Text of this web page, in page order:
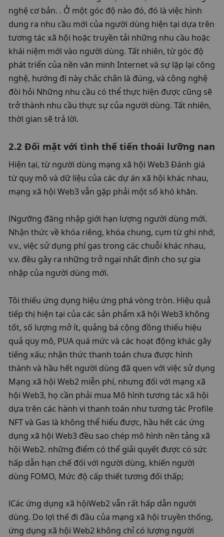
nghệ cơ bản. . Ở một góc độ nào đó, đó là việc hình
dung ra nhu cầu mới của người dùng hiện tại dựa trên
tương tác xã hội hoặc truyền tải những nhu cầu hoặc
khái niệm mới vào người dùng. Tất nhiên, từ góc độ
phát triển của nền văn minh Internet và sự lặp lại công
nghệ, hướng đi này chắc chắn là đúng, và công nghệ
đòi hỏi Những nhu cầu có thể thực hiện được cũng sẽ
trở thành nhu cầu thực sự của người dùng. Tất nhiên,
thời gian sẽ trả lời.
2.2 Đối mặt với tình thế tiến thoái lưỡng nan
Hiện tại, từ người dùng mạng xã hội Web3 Đánh giá
từ quy mô và dữ liệu của các dự án xã hội khác nhau,
mạng xã hội Web3 vẫn gặp phải một số khó khăn.
lNgưỡng đăng nhập giới hạn lượng người dùng mới.
Nhận thức về khóa riêng, khóa chung, cụm từ ghi nhớ,
v.v., việc sử dụng phí gas trong các chuỗi khác nhau,
v.v. đều gây ra những trở ngại nhất định cho sự gia
nhập của người dùng mới.
Tôi thiếu ứng dụng hiệu ứng phá vòng tròn. Hiệu quả
tiếp thị hiện tại của các sản phẩm xã hội Web3 không
tốt, số lượng mở ít, quảng bá cộng đồng thiếu hiệu
quả quy mô, PUA quá mức và các hoạt động khác gây
tiếng xấu; nhận thức thanh toán chưa được hình
thành và hầu hết người dùng đã quen với việc sử dụng
Mạng xã hội Web2 miễn phí, nhưng đối với mạng xã
hội Web3, họ cần phải mua Mô hình tương tác xã hội
dựa trên các hành vi thanh toán như tương tác Profile
NFT và Gas là không thể hiểu được, hầu hết các ứng
dụng xã hội Web3 đều sao chép mô hình nền tảng xã
hội Web2. những điểm có thể giải quyết được có sức
hấp dẫn hạn chế đối với người dùng, khiến người
dùng FOMO, Mức độ cấp thiết tương đối thấp;
lCác ứng dụng xã hộiWeb2 vẫn rất hấp dẫn người
dùng. Do lợi thế đi đầu của mạng xã hội truyền thống,
ứng dụng xã hội Web2 không chỉ có lượng người